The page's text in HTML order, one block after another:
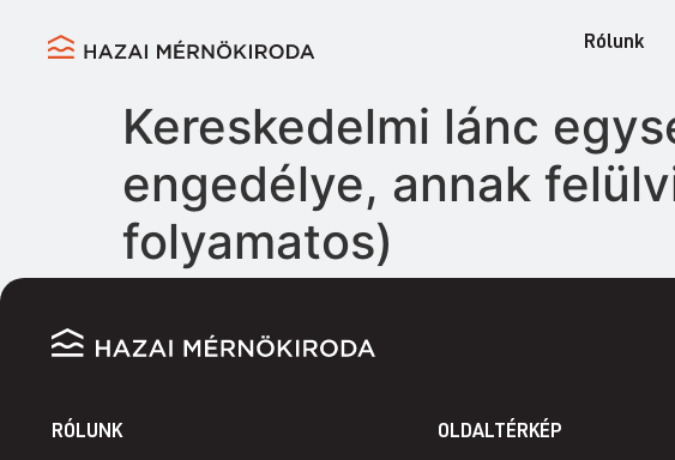
Rólunk
Kereskedelmi lánc
engedélye, annak
folyamatos)
RÓLUNK OLDALTÉRKÉP